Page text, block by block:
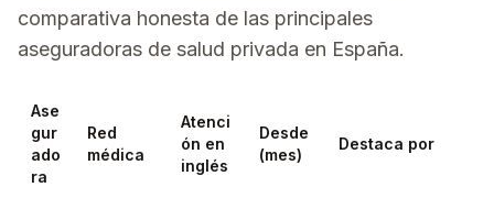
comparativa honesta de las principales
aseguradoras de salud privada en España.
Ase
gur
ado
ra
Red
médica
Atenci
ón en
inglés
Desde
(mes)
Destaca por